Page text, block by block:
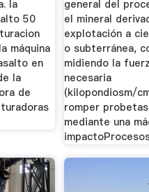
la
50
máquina
en
la
de
general del
el mineral
explotación a
o subterránea,
midiendo la
necesaria
(kilopondiosm/
romper
mediante una